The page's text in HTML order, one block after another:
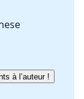
commentaire
à l’auteur !